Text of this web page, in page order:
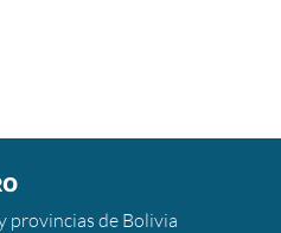
provincias de Bolivia